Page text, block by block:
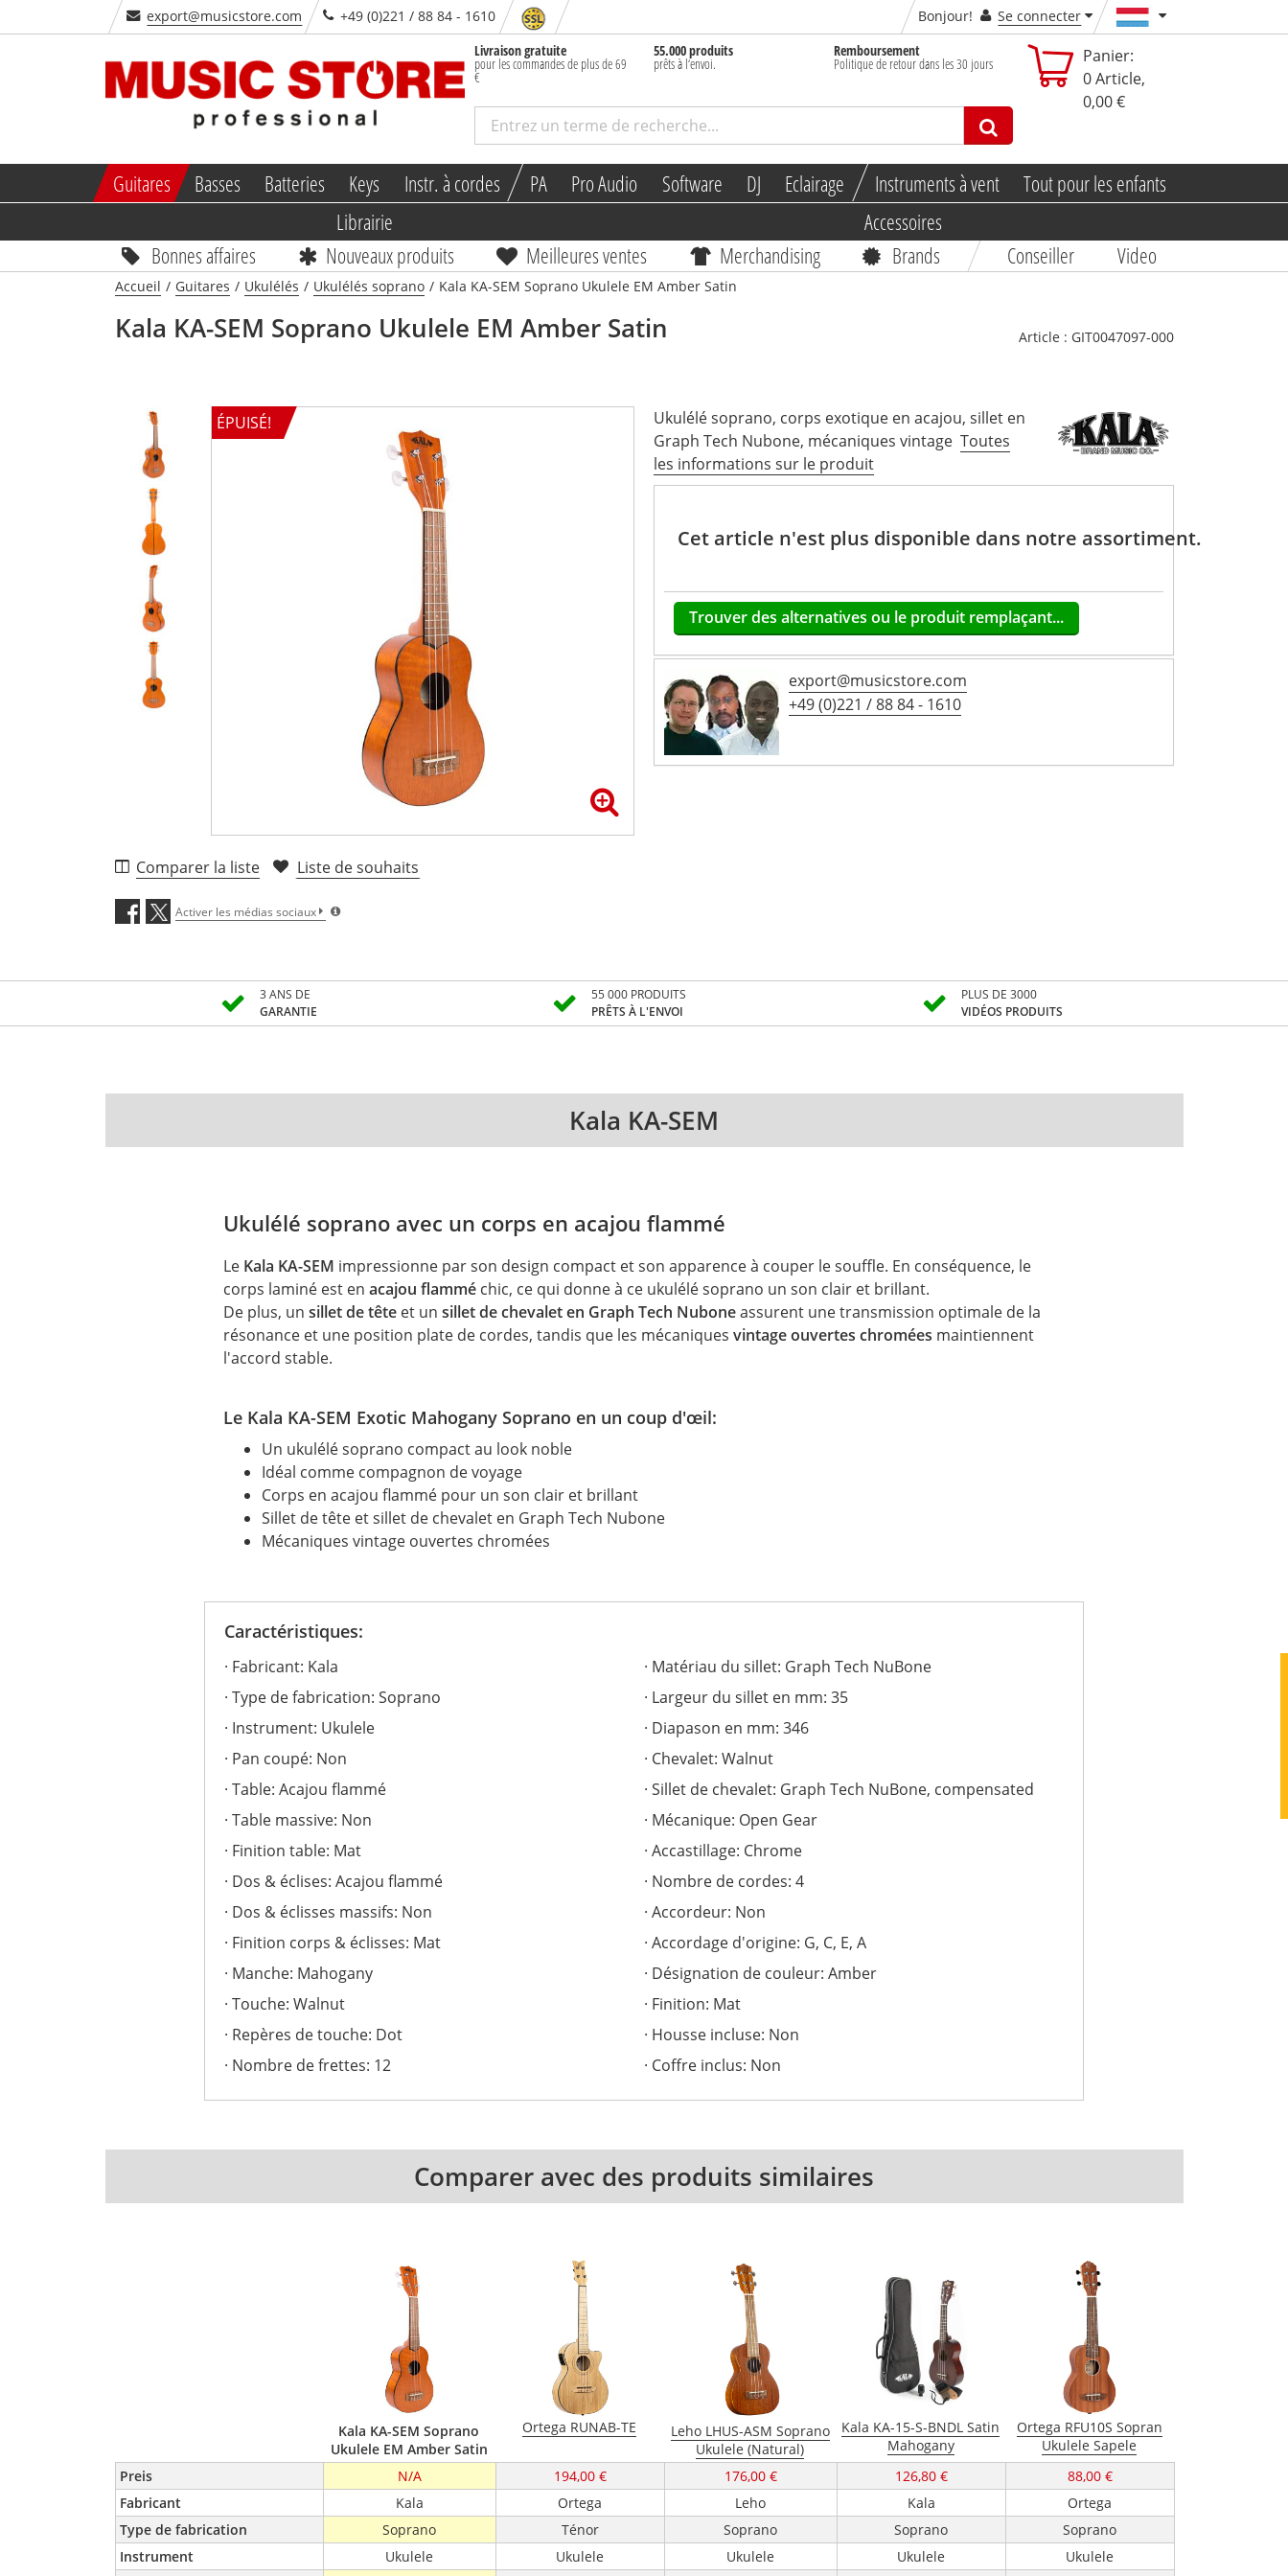
export@musicstore.com +49 (0)221 / 88 84 - 1610 Bonjour!
Se connecter
Livraison gratuite
pour les commandes de plus de 69
€
55.000 produits
prêts à l‘envoi.
Remboursement
Politique de retour dans les 30 jours
Panier:
0 Article,
0,00 €
Guitares Basses Batteries Keys Instr. à cordes PA Pro Audio Software DJ Eclairage Instruments à vent
Tout pour les enfants
Librairie
Accessoires
Bonnes affaires
Nouveaux produits Meilleures ventes Merchandising Brands Conseiller Video
Accueil / Guitares / Ukulélés / Ukulélés soprano / Kala KA-SEM Soprano Ukulele EM Amber Satin
Kala KA-SEM Soprano Ukulele EM Amber Satin Article : GIT0047097-000
ÉPUISÉ!
Comparer la liste Liste de souhaits
Activer les médias sociaux
Ukulélé soprano, corps exotique en acajou, sillet en
Graph Tech Nubone, mécaniques vintage Toutes
les informations sur le produit
Cet article n'est plus disponible dans notre assortiment.
Trouver des alternatives ou le produit remplaçant...
export@musicstore.com
+49 (0)221 / 88 84 - 1610
3 ANS DE
GARANTIE
55 000 PRODUITS
PRÊTS À L'ENVOI
PLUS DE 3000
VIDÉOS PRODUITS
Kala KA-SEM
Ukulélé soprano avec un corps en acajou flammé
Le Kala KA-SEM impressionne par son design compact et son apparence à couper le souffle. En conséquence, le
corps laminé est enacajou flammé chic, ce qui donne à ce ukulélé soprano un son clair et brillant.
De plus, unsillet de tête et unsillet dechevalet en Graph Tech Nuboneassurent une transmission optimale de la
résonance et une position plate de cordes, tandis que les mécaniques vintage ouvertes chromées maintiennent
l'accord stable.
Le Kala KA-SEM Exotic Mahogany Soprano en un coup d'œil:
Un ukulélé soprano compact au look noble
Idéal comme compagnon de voyage
Corps en acajou flammé pour un son clair et brillant
Sillet de tête et sillet de chevalet en Graph Tech Nubone
Mécaniques vintage ouvertes chromées
Caractéristiques:
Fabricant: Kala
Type de fabrication: Soprano
Instrument: Ukulele
Pan coupé: Non
Table: Acajou flammé
Table massive: Non
Finition table: Mat
Dos & éclises: Acajou flammé
Dos & éclisses massifs: Non
Finition corps & éclisses: Mat
Manche: Mahogany
Touche: Walnut
Repères de touche: Dot
Nombre de frettes: 12
Matériau du sillet: Graph Tech NuBone
Largeur du sillet en mm: 35
Diapason en mm: 346
Chevalet: Walnut
Sillet de chevalet: Graph Tech NuBone, compensated
Mécanique: Open Gear
Accastillage: Chrome
Nombre de cordes: 4
Accordeur: Non
Accordage d'origine: G, C, E, A
Désignation de couleur: Amber
Finition: Mat
Housse incluse: Non
Coffre inclus: Non
Comparer avec des produits similaires
Kala KA-SEM Soprano
Ukulele EM Amber Satin
Ortega RUNAB-TE
Leho LHUS-ASM Soprano
Ukulele (Natural)
Kala KA-15-S-BNDL Satin
Mahogany
Ortega RFU10S Sopran
Ukulele Sapele
Preis
N/A 194,00 € 176,00 € 126,80 €
88,00 €
Fabricant
Kala Ortega Leho Kala
Ortega
Type de fabrication
Soprano Ténor Soprano Soprano
Soprano
Instrument
Ukulele Ukulele Ukulele Ukulele
Ukulele